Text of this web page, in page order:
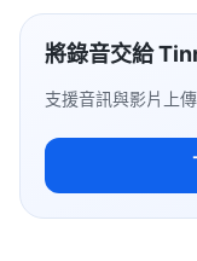
將錄音交給
支援音訊與影片上